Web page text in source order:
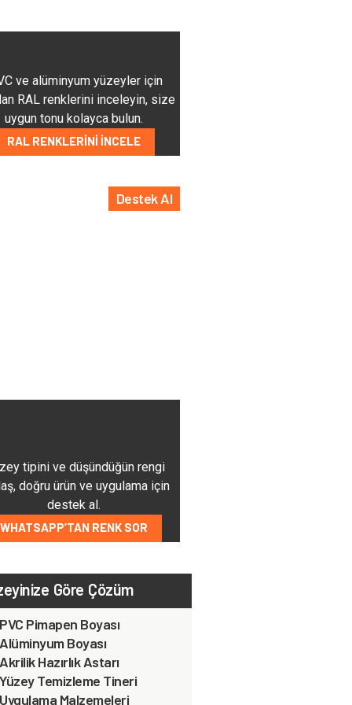
ve alüminyum yüzeyler için
RAL renklerini inceleyin, size
uygun tonu kolayca bulun.
RAL RENKLERINI İNCELE
Destek Al
tipini ve düşündüğün rengi
doğru ürün ve uygulama için
destek al.
WHATSAPP’TAN RENK SOR
Göre Çözüm
PVC Pimapen Boyası
Alüminyum Boyası
Akrilik Hazırlık Astarı
Yüzey Temizleme Tineri
Uygulama Malzemeleri